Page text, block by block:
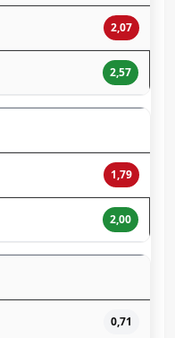
2,07
2,57
1,79
2,00
0,71